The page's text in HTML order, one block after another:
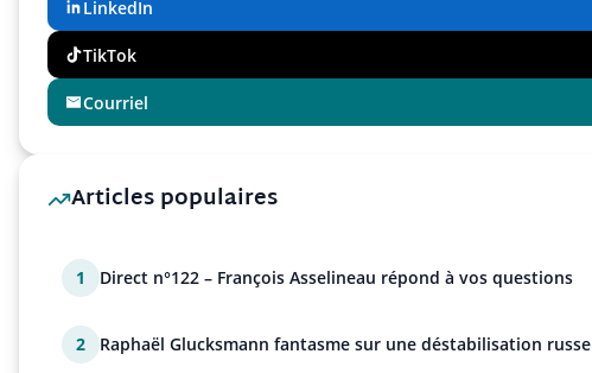
LinkedIn
TikTok
Courriel
Articles populaires
1 Direct n°122 – François Asselineau répond à vos questions
2 Raphaël Glucksmann fantasme sur une déstabilisation russe